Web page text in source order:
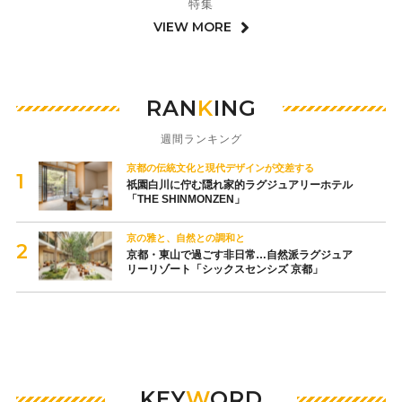
特集
VIEW MORE
RANKING
週間ランキング
京都の伝統文化と現代デザインが交差する
祇園白川に佇む隠れ家的ラグジュアリーホテル
「THE SHINMONZEN」
京の雅と、自然との調和と
京都・東山で過ごす非日常…自然派ラグジュア
リーリゾート「シックスセンシズ 京都」